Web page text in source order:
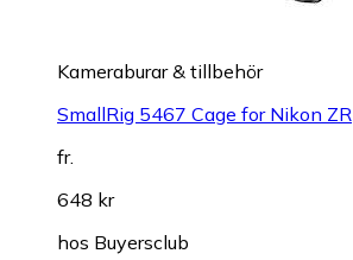
Kameraburar & tillbehör
SmallRig 5467 Cage for Nikon ZR
fr.
648 kr
hos Buyersclub